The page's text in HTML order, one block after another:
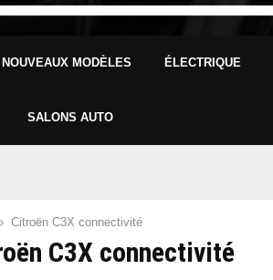
NOUVEAUX MODÈLES ÉLECTRIQUE
SALONS AUTO
Citroën C3X connectivité
C3X connectivité